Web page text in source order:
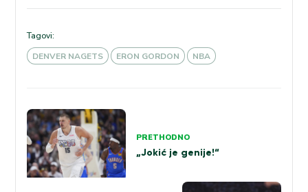
Tagovi:
DENVER NAGETS
ERON GORDON NBA
Kretanje
članka
PRETHODNO
„Jokić je genije!“